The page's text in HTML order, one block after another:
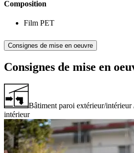
Composition
Film PET
Consignes de mise en oeuvre
Consignes de mise en
Bâtiment paroi extérieur/
intérieur